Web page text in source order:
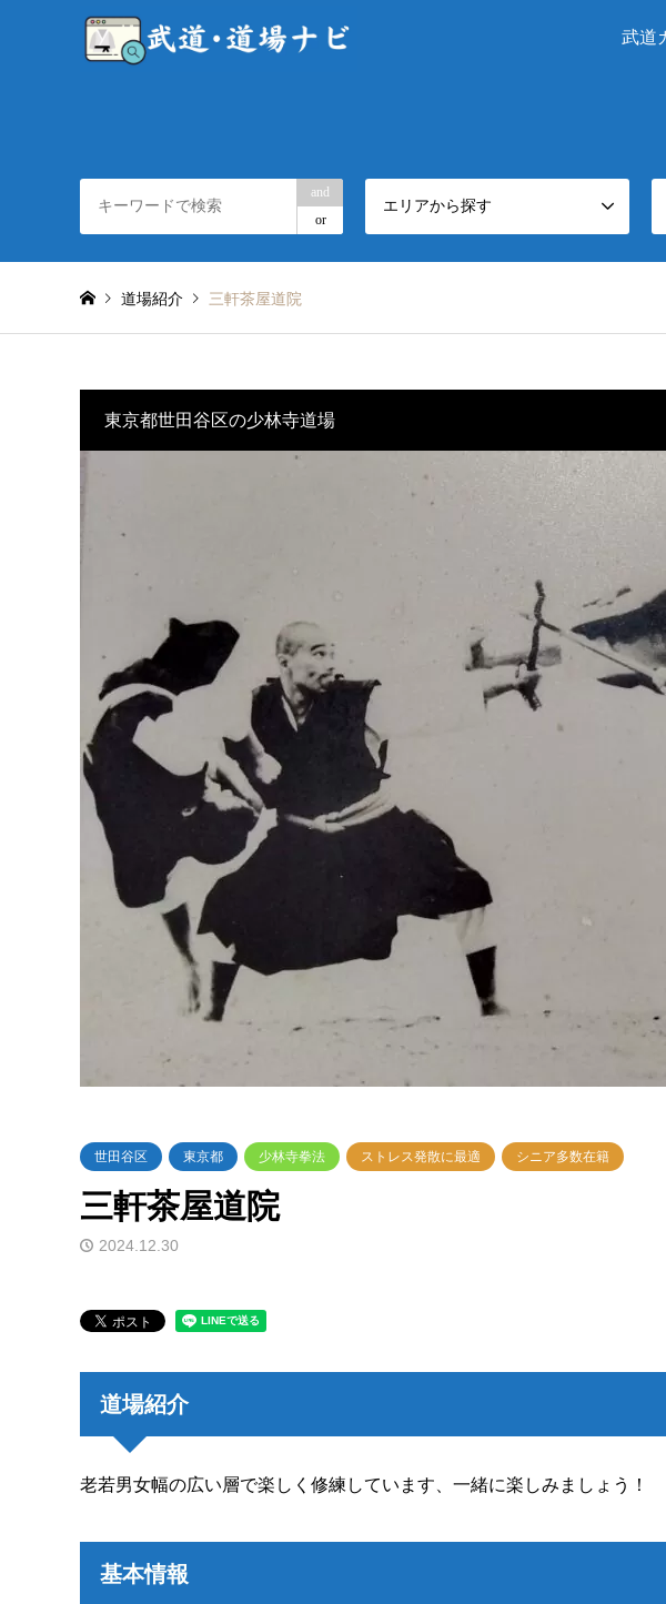
武道
and
or
エリアから探す
道場紹介 三軒茶屋道院
東京都世田谷区の少林寺道場
世田谷区 東京都 少林寺拳法 ストレス発散に最適 シニア多数在籍
三軒茶屋道院
2024.12.30
道場紹介
老若男女幅の広い層で楽しく修練しています、一緒に楽しみましょう！
基本情報